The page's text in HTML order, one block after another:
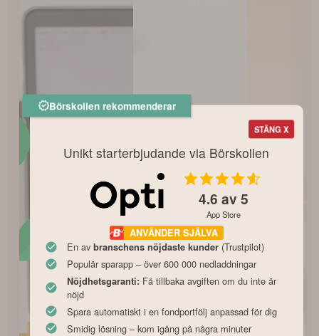
STÄNG X
Börskollen rekommenderar
Unikt starterbjudande via Börskollen
4.6 av 5
App Store
ANVÄNDER SJÄLVA
En av branschens nöjdaste kunder(Trustpilot)
Populär sparapp – över 600 000 nedladdningar
Nöjdhetsgaranti: Få tillbaka avgiften om du inte är
nöjd
Spara automatiskt i en fondportfölj anpassad för dig
Smidig lösning – kom igång på några minuter